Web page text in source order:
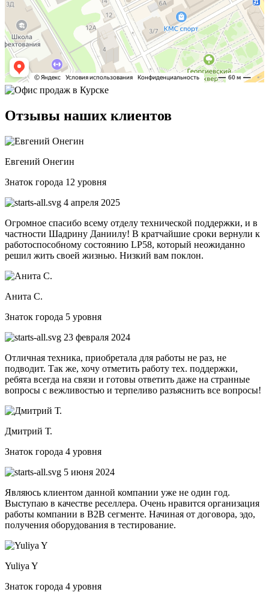
Отзывы наших клиентов
Евгений Онегин
Знаток города 12 уровня
4 апреля 2025
Огромное спасибо всему отделу технической поддержки, и в
частности Шадрину Даниилу! В кратчайшие сроки вернули к
работоспособному состоянию LP58, который неожиданно
решил жить своей жизнью. Низкий вам поклон.
Анита С.
Знаток города 5 уровня
23 февраля 2024
Отличная техника, приобретала для работы не раз, не
подводит. Так же, хочу отметить работу тех. поддержки,
ребята всегда на связи и готовы ответить даже на странные
вопросы с вежливостью и терпеливо разъяснить все вопросы!
Дмитрий Т.
Знаток города 4 уровня
5 июня 2024
Являюсь клиентом данной компании уже не один год.
Выступаю в качестве реселлера. Очень нравится организация
работы компании в B2B сегменте. Начиная от договора, эдо,
получения оборудования в тестирование.
Yuliya Y
Знаток города 4 уровня